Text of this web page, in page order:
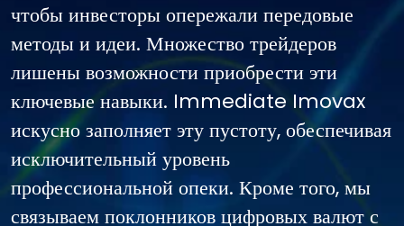
чтобы инвесторы опережали передовые
методы и идеи. Множество трейдеров
лишены возможности приобрести эти
ключевые навыки. Immediate Imovax
искусно заполняет эту пустоту, обеспечивая
исключительный уровень
профессиональной опеки. Кроме того, мы
связываем поклонников цифровых валют с